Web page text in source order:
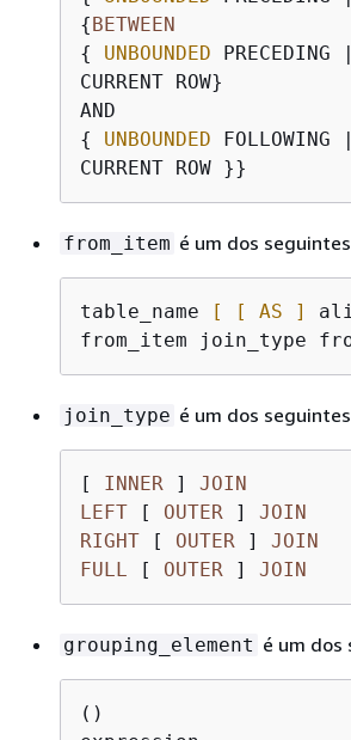
{BETWEEN
{
UNBOUNDED
CURRENT ROW}
{
UNBOUNDED
from_item é um dos
table_name [ [ AS ]
from_item join_type
join_type é um dos
[ INNER ] JOIN
LEFT [ OUTER ] JOIN
RIGHT [ OUTER ] JOIN
FULL [ OUTER ] JOIN
grouping_element é um dos
()